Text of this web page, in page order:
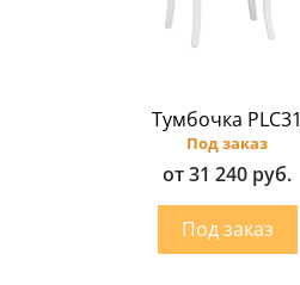
Тумбочка PLC31
Под заказ
от 31 240 руб.